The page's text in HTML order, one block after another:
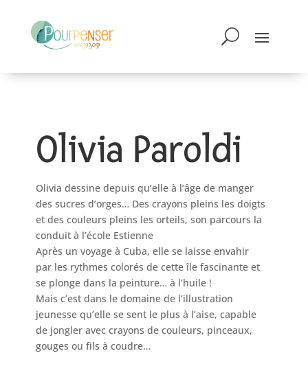
Olivia Paroldi
Olivia dessine depuis qu’elle à l’âge de manger
des sucres d’orges… Des crayons pleins les doigts
et des couleurs pleins les orteils, son parcours la
conduit à l’école Estienne
Après un voyage à Cuba, elle se laisse envahir
par les rythmes colorés de cette île fascinante et
se plonge dans la peinture… à l’huile !
Mais c’est dans le domaine de l’illustration
jeunesse qu’elle se sent le plus à l’aise, capable
de jongler avec crayons de couleurs, pinceaux,
gouges ou fils à coudre…